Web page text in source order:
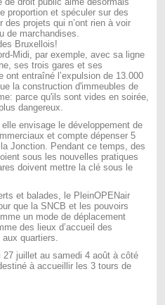
proportion et spéculer sur des
projets qui n’ont rien à voir
de marchandises.
Bruxellois!
Midi, par exemple, avec sa ligne
ses trois gares et ses
ont entraîné l’expulsion de 13.000
la construction d'immeubles de
parce qu'ils sont vides en soirée,
dangereux.
envisage le développement de
et compte dépenser 5
Jonction. Pendant ce temps, des
sous les nouvelles pratiques
doivent mettre la clé sous le
et balades, le PleinOPENair
que la SNCB et les pouvoirs
un mode de déplacement
des lieux d’accueil des
aux quartiers.
juillet au samedi 4 août à côté
à accueillir les 3 tours de